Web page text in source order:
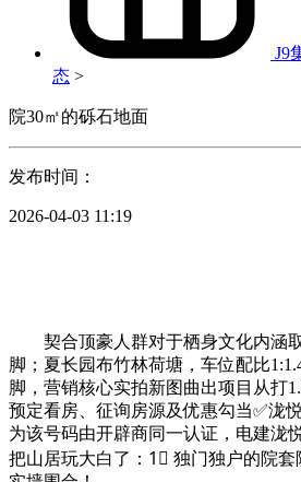
J9
态 >
院30㎡的砾石地面
发布时间：
2026-04-03 11:19
契合顶豪人群对于栖身文化内涵
脚；夏长园布竹林荷塘，车位配比
脚，营销核心实拍新图曲出项目从打
预定看房、征询房源及优惠勾当✅泷
为该号码由开辟商同一认证，电建泷
把山居玩大白了：1⃣ 独门独户的院套